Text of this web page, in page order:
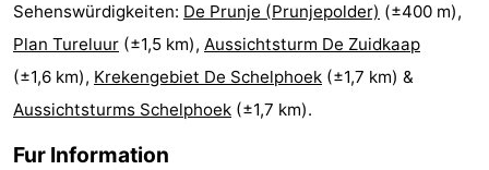
Duin
Katwijk
-
Scheveningen
Den
-
Sehenswürdigkeiten: De Prunje (Prunjepolder) (±400 m),
Plan Tureluur (±1,5 km), Aussichtsturm De Zuidkaap
(±1,6 km), Krekengebiet De Schelphoek (±1,7 km) &
Aussichtsturms Schelphoek (±1,7 km).
Fur Information